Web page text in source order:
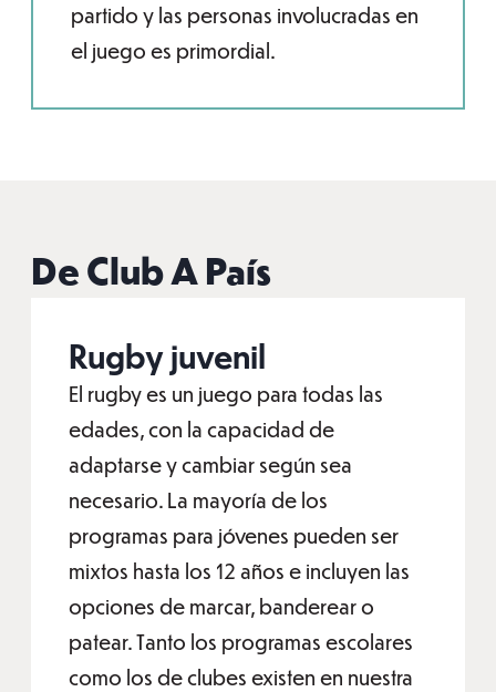
partido y las personas involucradas en
el juego es primordial.
De Club A País
Rugby juvenil
El rugby es un juego para todas las
edades, con la capacidad de
adaptarse y cambiar según sea
necesario. La mayoría de los
programas para jóvenes pueden ser
mixtos hasta los 12 años e incluyen las
opciones de marcar, banderear o
patear. Tanto los programas escolares
como los de clubes existen en nuestra